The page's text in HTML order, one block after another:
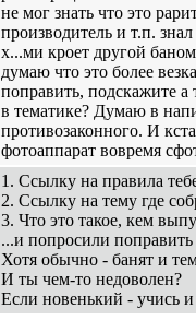
не мог знать что это
производитель и т.п.
х...ми кроет другой
думаю что это более
поправить, подскажите
в тематике? Думаю в
противозаконного. И
фотоаппарат вовремя
1. Ссылку на правила
2. Ссылку на тему где
3. Что это такое, кем
...и попросили поправить
Хотя обычно - банят и
И ты чем-то недоволен?
Если новенький - учись